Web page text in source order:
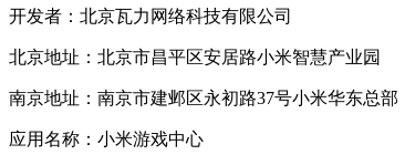
开发者：北京瓦力网络科技有限公司
北京地址：北京市昌平区安居路小米智慧产业园
南京地址：南京市建邺区永初路37号小米华东总部
应用名称：小米游戏中心